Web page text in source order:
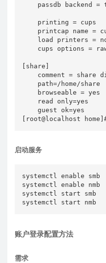
passdb backend =
    printing = cups
printcap name =
load printers =
cups options =
[share]                 #
comment = share
path=/home/share
browseable = yes
read only=yes
guest ok=yes
[root@localhost
启动服务
systemctl enable smb
systemctl enable nmb
systemctl start smb
systemctl start nmb
账户登录配置方法
需求